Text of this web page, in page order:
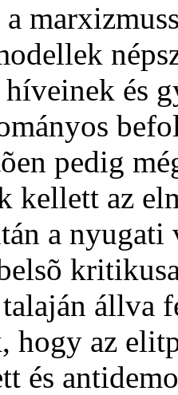
a
és
pedig
kellett az
a
állva
hogy az
és